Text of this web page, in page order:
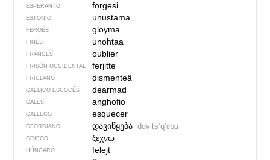
ESPERANTO forgesi
ESTONIO unustama
FEROÉS gloyma
FINÉS unohtaa
FRANCÉS oublier
FRISÓN OCCIDENTAL ferjitte
FRIULANO dismenteâ
GAÉLICO ESCOCÉS dearmad
GALÉS anghofio
GALLEGO esquecer
GEORGIANO დავიწყება dɑvitsʼqʼɛbɑ
GRIEGO ξεχνώ
HÚNGARO felejt